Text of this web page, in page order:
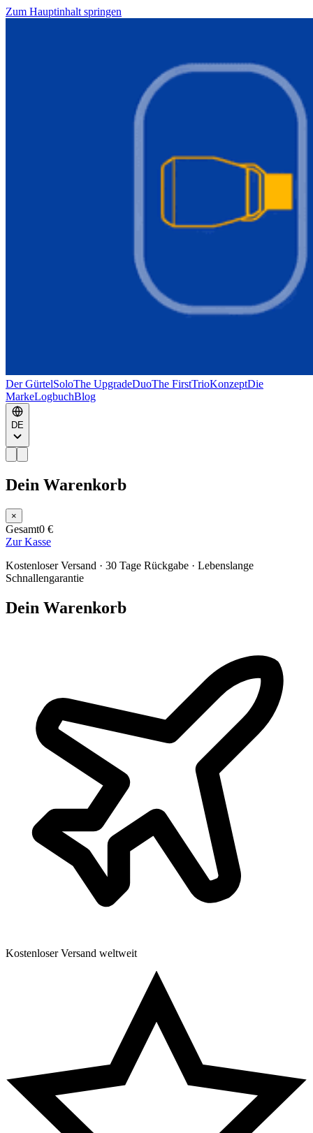
Zum Hauptinhalt springen
Der GürtelSoloThe UpgradeDuoThe FirstTrioKonzeptDie
MarkeLogbuchBlog
DE
Dein Warenkorb
×
Gesamt0 €
Zur Kasse
Kostenloser Versand · 30 Tage Rückgabe · Lebenslange
Schnallengarantie
Dein Warenkorb
Kostenloser Versand weltweit